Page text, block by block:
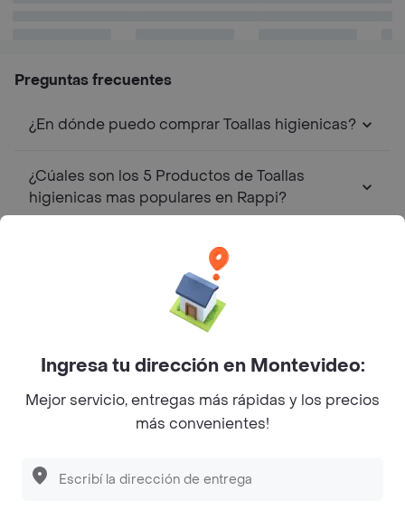
Preguntas frecuentes
¿En dónde puedo comprar Toallas higienicas?
¿Cúales son los 5 Productos de Toallas
higienicas mas populares en Rappi?
Top Marcas y Cadenas de Restaurantes
Ingresa tu dirección en Montevideo:
Mejor servicio, entregas más rápidas y los precios
más convenientes!